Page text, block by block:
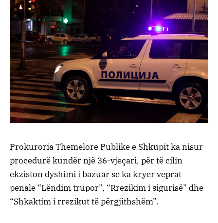
Prokuroria Themelore Publike e Shkupit ka nisur
procedurë kundër një 36-vjeçari, për të cilin
ekziston dyshimi i bazuar se ka kryer veprat
penale “Lëndim trupor”, “Rrezikim i sigurisë” dhe
“Shkaktim i rrezikut të përgjithshëm”.